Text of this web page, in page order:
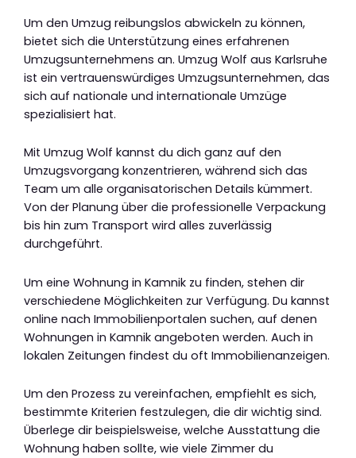
Um den Umzug reibungslos abwickeln zu können,
bietet sich die Unterstützung eines erfahrenen
Umzugsunternehmens an. Umzug Wolf aus Karlsruhe
ist ein vertrauenswürdiges Umzugsunternehmen, das
sich auf nationale und internationale Umzüge
spezialisiert hat.
Mit Umzug Wolf kannst du dich ganz auf den
Umzugsvorgang konzentrieren, während sich das
Team um alle organisatorischen Details kümmert.
Von der Planung über die professionelle Verpackung
bis hin zum Transport wird alles zuverlässig
durchgeführt.
Um eine Wohnung in Kamnik zu finden, stehen dir
verschiedene Möglichkeiten zur Verfügung. Du kannst
online nach Immobilienportalen suchen, auf denen
Wohnungen in Kamnik angeboten werden. Auch in
lokalen Zeitungen findest du oft Immobilienanzeigen.
Um den Prozess zu vereinfachen, empfiehlt es sich,
bestimmte Kriterien festzulegen, die dir wichtig sind.
Überlege dir beispielsweise, welche Ausstattung die
Wohnung haben sollte, wie viele Zimmer du